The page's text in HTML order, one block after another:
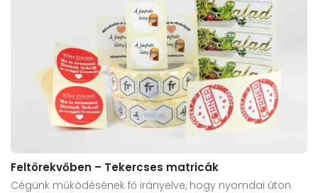
Feltörekvőben – Tekercses matricák
Cégünk működésének fő irányelve, hogy nyomdai úton